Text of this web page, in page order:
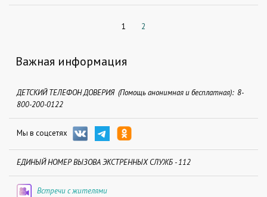
1 2
Важная информация
ДЕТСКИЙ ТЕЛЕФОН ДОВЕРИЯ (Помощь анонимная и бесплатная): 8-
800-200-0122
Мы в соцсетях
ЕДИНЫЙ НОМЕР ВЫЗОВА ЭКСТРЕННЫХ СЛУЖБ - 112
Встречи с жителями